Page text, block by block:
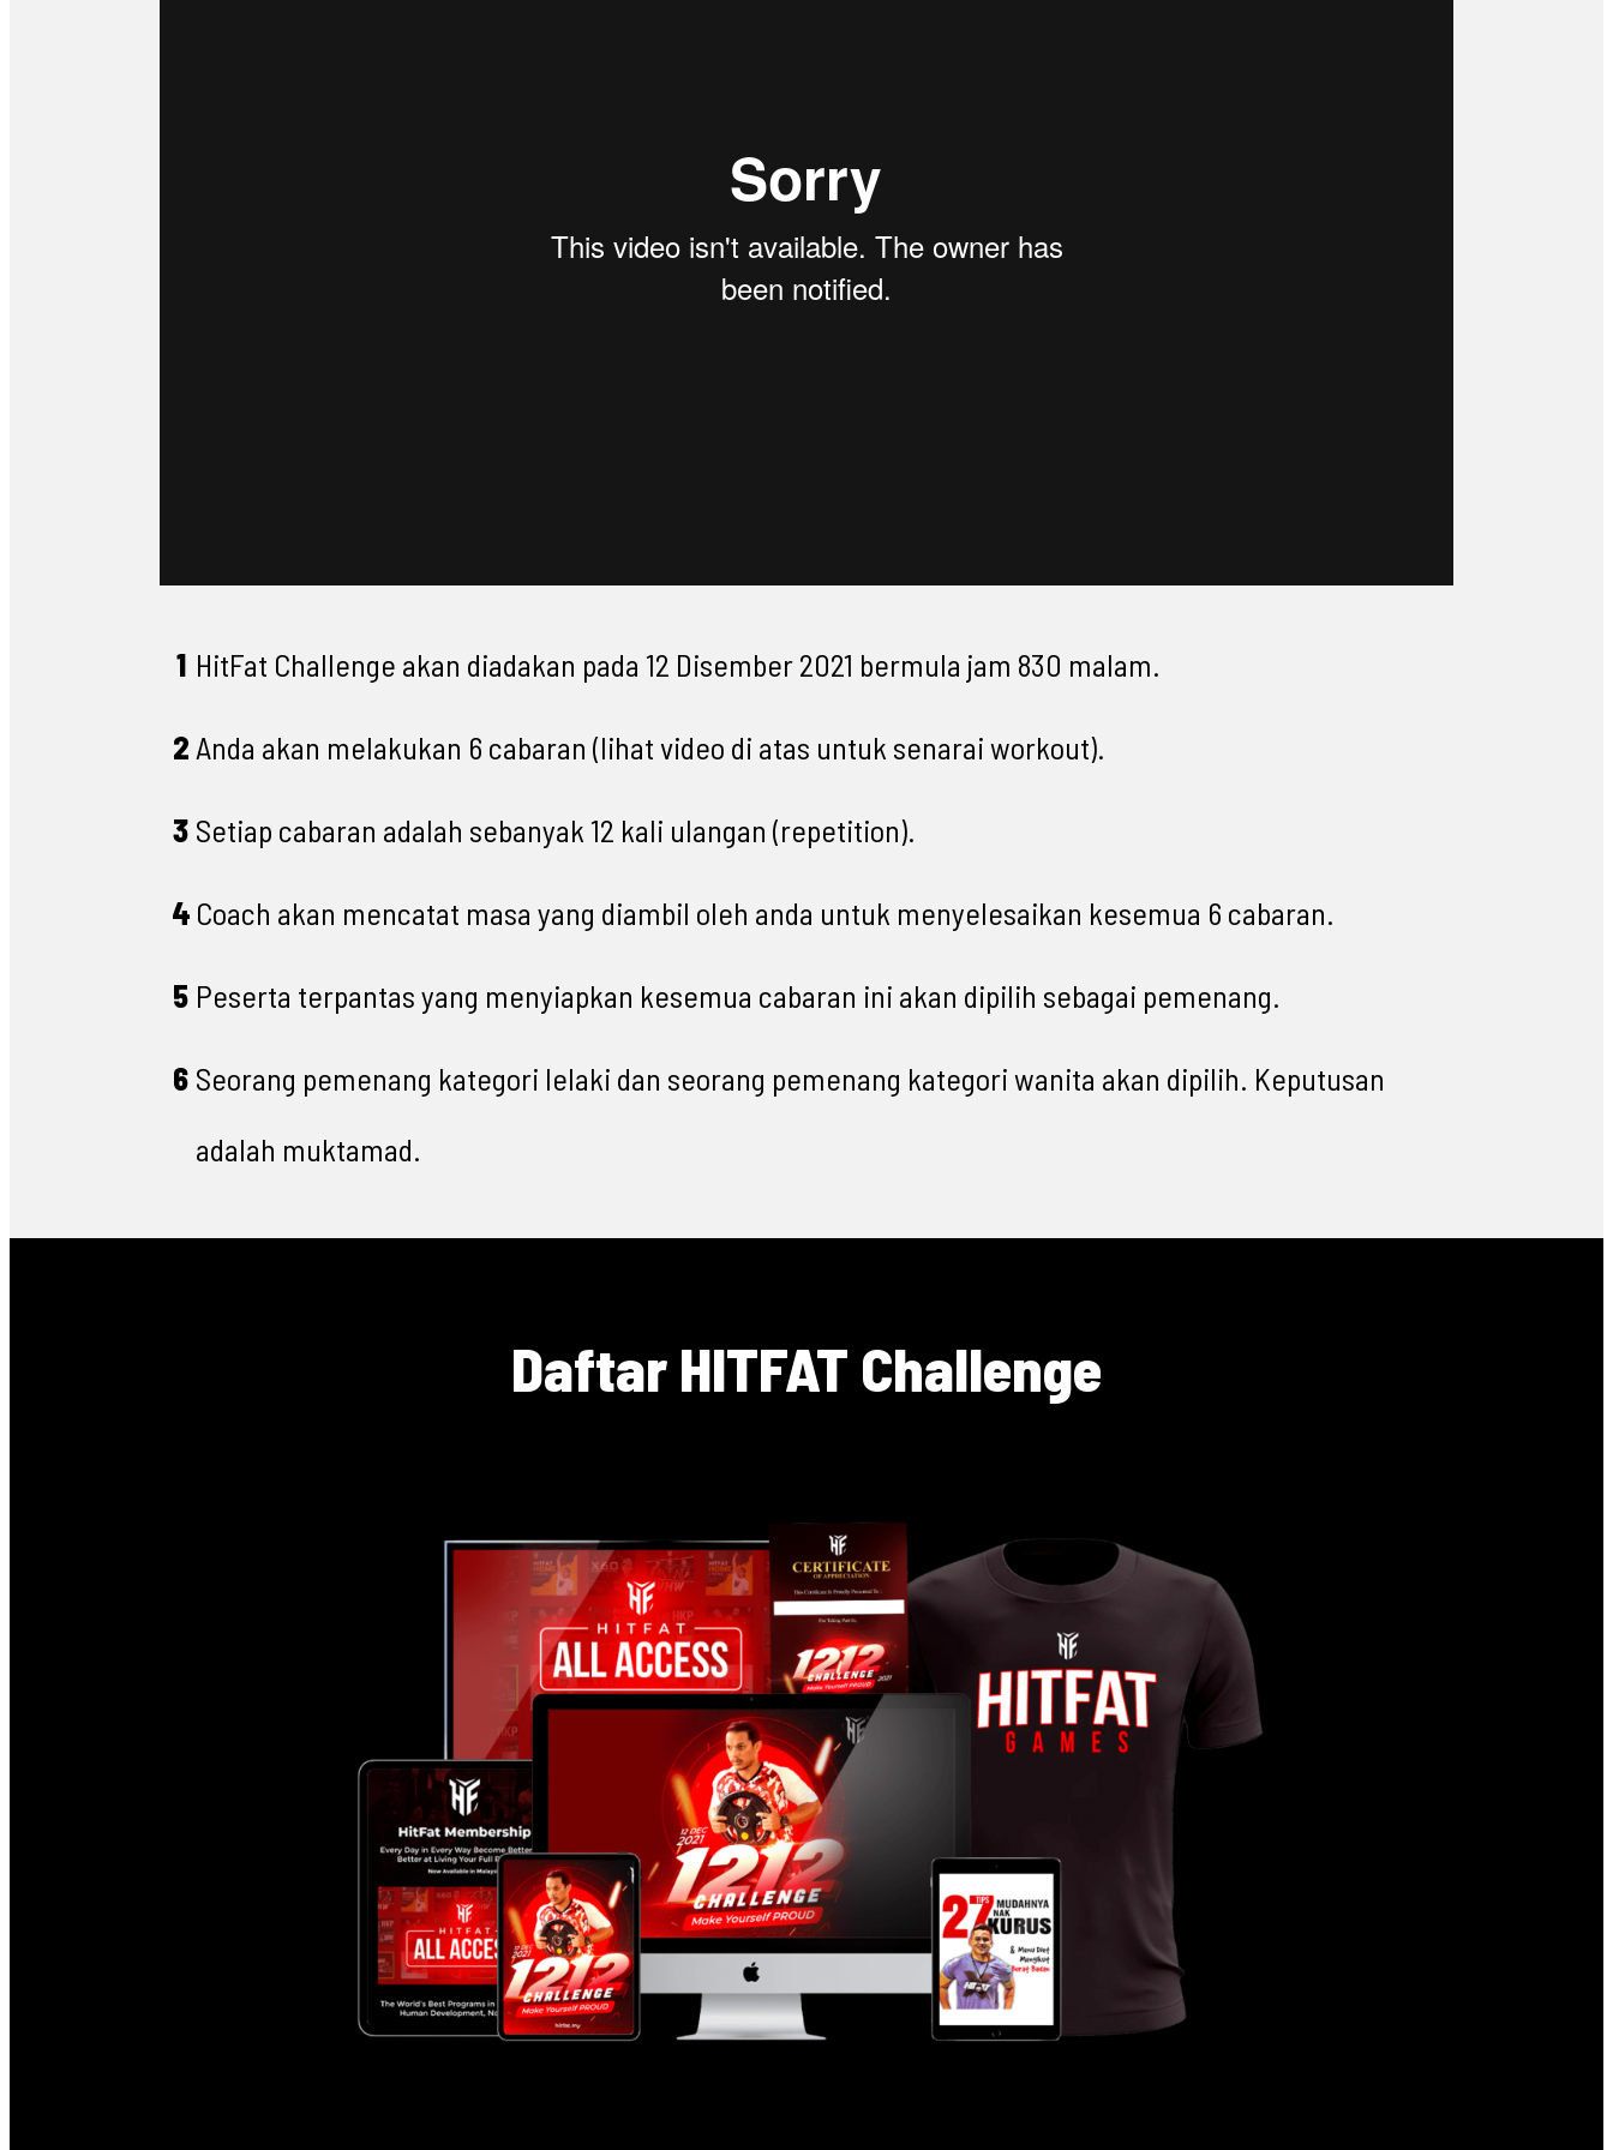
1 HitFat Challenge akan diadakan pada 12 Disember 2021 bermula jam 830 malam.
2 Anda akan melakukan 6 cabaran (lihat video di atas untuk senarai workout).
3 Setiap cabaran adalah sebanyak 12 kali ulangan (repetition).
4 Coach akan mencatat masa yang diambil oleh anda untuk menyelesaikan kesemua 6 cabaran.
5 Peserta terpantas yang menyiapkan kesemua cabaran ini akan dipilih sebagai pemenang.
6 Seorang pemenang kategori lelaki dan seorang pemenang kategori wanita akan dipilih. Keputusan
adalah muktamad.
Daftar HITFAT Challenge